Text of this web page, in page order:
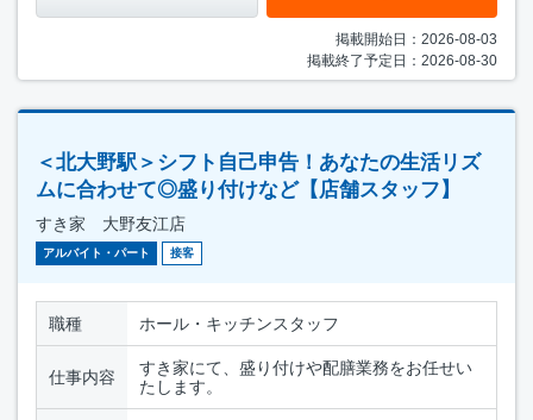
掲載開始日：2026-08-03
掲載終了予定日：2026-08-30
＜北大野駅＞シフト自己申告！あなたの生活リズ
ムに合わせて◎盛り付けなど【店舗スタッフ】
すき家 大野友江店
アルバイト・パート 接客
職種 ホール・キッチンスタッフ
仕事内容
すき家にて、盛り付けや配膳業務をお任せい
たします。